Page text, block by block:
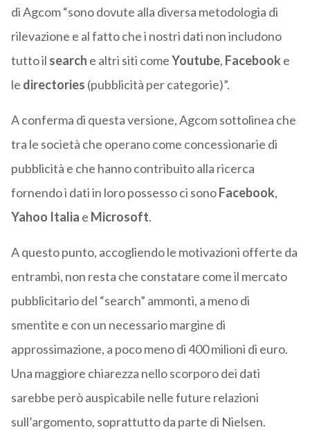
di Agcom “sono dovute alla diversa metodologia di
rilevazione e al fatto che i nostri dati non includono
tutto il search e altri siti comeYoutube, Facebooke
le directories (pubblicità per categorie)”.
A conferma di questa versione, Agcom sottolinea che
tra le società che operano come concessionarie di
pubblicità e che hanno contribuito alla ricerca
fornendo i dati in loro possesso ci sonoFacebook,
Yahoo Italia e Microsoft.
A questo punto, accogliendo le motivazioni offerte da
entrambi, non resta che constatare come il mercato
pubblicitario del “search” ammonti, a meno di
smentite e con un necessario margine di
approssimazione, a poco meno di 400 milioni di euro.
Una maggiore chiarezza nello scorporo dei dati
sarebbe però auspicabile nelle future relazioni
sull’argomento, soprattutto da parte di Nielsen.